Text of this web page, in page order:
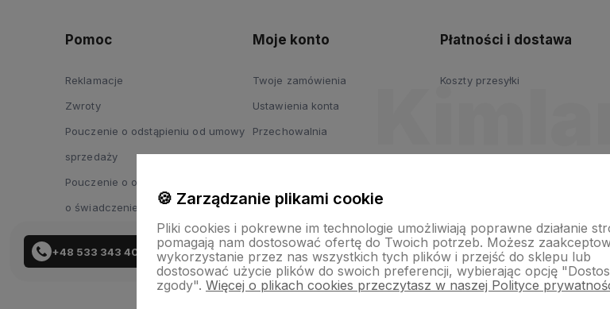
+48 533 343 402
Pomoc
Reklamacje
Zwroty
Pouczenie o odstąpieniu od umowy
sprzedaży
Pouczenie o odstąpieniu od umowy
o świadczenie usług
Moje konto
Twoje zamówienia
Ustawienia konta
Przechowalnia
Płatności i dostawa
Koszty przesyłki
🍪 Zarządzanie plikami cookie
Pliki cookies i pokrewne im technologie umożliwiają poprawne działanie
pomagają nam dostosować ofertę do Twoich potrzeb. Możesz
wykorzystanie przez nas wszystkich tych plików i przejść do sklepu lub
dostosować użycie plików do swoich preferencji, wybierając opcję
zgody". Więcej o plikach cookies przeczytasz w naszej Polityce